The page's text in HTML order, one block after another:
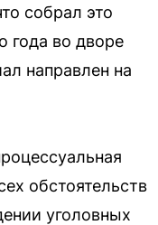
собрал это
года во дворе
направлен на
обстоятельств
уголовных